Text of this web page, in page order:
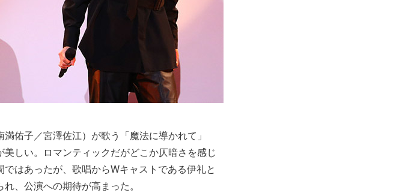
佑子／宮澤佐江）が歌う「魔法に導かれて」
しい。ロマンティックだがどこか仄暗さを感じ
はあったが、歌唱からWキャストである伊礼と
、公演への期待が高まった。